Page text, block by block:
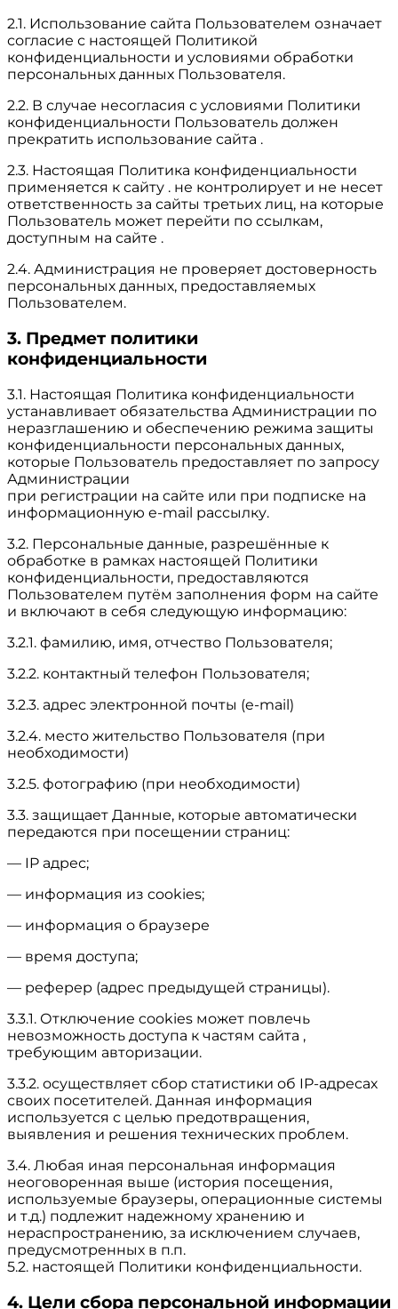
2.1. Использование сайта Пользователем означает
согласие с настоящей Политикой
конфиденциальности и условиями обработки
персональных данных Пользователя.
2.2. В случае несогласия с условиями Политики
конфиденциальности Пользователь должен
прекратить использование сайта .
2.3. Настоящая Политика конфиденциальности
применяется к сайту . не контролирует и не несет
ответственность за сайты третьих лиц, на которые
Пользователь может перейти по ссылкам,
доступным на сайте .
2.4. Администрация не проверяет достоверность
персональных данных, предоставляемых
Пользователем.
3. Предмет политики
конфиденциальности
3.1. Настоящая Политика конфиденциальности
устанавливает обязательства Администрации по
неразглашению и обеспечению режима защиты
конфиденциальности персональных данных,
которые Пользователь предоставляет по запросу
Администрации
при регистрации на сайте или при подписке на
информационную e-mail рассылку.
3.2. Персональные данные, разрешённые к
обработке в рамках настоящей Политики
конфиденциальности, предоставляются
Пользователем путём заполнения форм на сайте
и включают в себя следующую информацию:
3.2.1. фамилию, имя, отчество Пользователя;
3.2.2. контактный телефон Пользователя;
3.2.3. адрес электронной почты (e-mail)
3.2.4. место жительство Пользователя (при
необходимости)
3.2.5. фотографию (при необходимости)
3.3. защищает Данные, которые автоматически
передаются при посещении страниц:
— IP адрес;
— информация из cookies;
— информация о браузере
— время доступа;
— реферер (адрес предыдущей страницы).
3.3.1. Отключение cookies может повлечь
невозможность доступа к частям сайта ,
требующим авторизации.
3.3.2. осуществляет сбор статистики об IP-адресах
своих посетителей. Данная информация
используется с целью предотвращения,
выявления и решения технических проблем.
3.4. Любая иная персональная информация
неоговоренная выше (история посещения,
используемые браузеры, операционные системы
и т.д.) подлежит надежному хранению и
нераспространению, за исключением случаев,
предусмотренных в п.п.
5.2. настоящей Политики конфиденциальности.
4. Цели сбора персональной информации